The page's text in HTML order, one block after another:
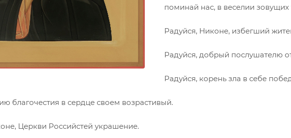
поминай нас, в веселии зовущих
Радуйся, Никоне, избегший
Радуйся, добрый послушателю
Радуйся, корень зла в себе
благочестия в сердце своем возрастивый.
Церкви Российстей украшение.